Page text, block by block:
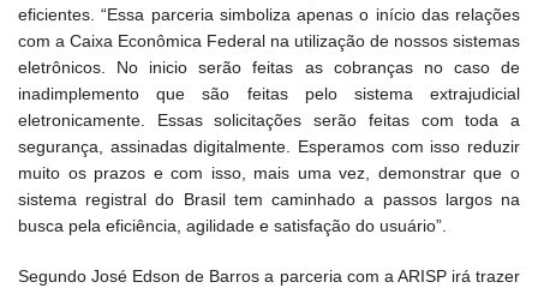
eficientes. “Essa parceria simboliza apenas o início das relações
com a Caixa Econômica Federal na utilização de nossos sistemas
eletrônicos. No inicio serão feitas as cobranças no caso de
inadimplemento que são feitas pelo sistema extrajudicial
eletronicamente. Essas solicitações serão feitas com toda a
segurança, assinadas digitalmente. Esperamos com isso reduzir
muito os prazos e com isso, mais uma vez, demonstrar que o
sistema registral do Brasil tem caminhado a passos largos na
busca pela eficiência, agilidade e satisfação do usuário”.
Segundo José Edson de Barros a parceria com a ARISP irá trazer